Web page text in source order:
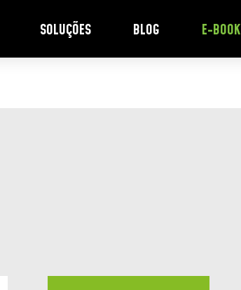
SOLUÇÕES BLOG E-BOOK